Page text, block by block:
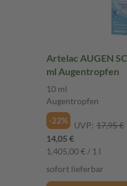
Artelac AUGEN
ml Augentropfen
10 ml
Augentropfen
-22%
UVP: 17,95 €
14,05 €
1.405,00 € / 1 l
sofort lieferbar